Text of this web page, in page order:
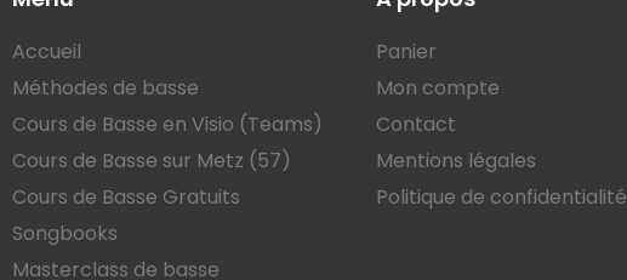
Accueil
Méthodes de basse
Cours de Basse en Visio (Teams)
Cours de Basse sur Metz (57)
Cours de Basse Gratuits
Songbooks
Masterclass de basse
Panier
Mon compte
Contact
Mentions légales
Politique de confidentialité